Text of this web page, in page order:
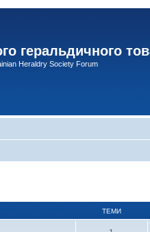
геральдичного
Heraldry Society Forum
ТЕМИ